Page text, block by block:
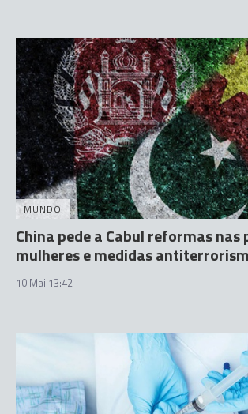
MUNDO
China pede a Cabul reformas
mulheres e medidas
10 Mai 13:42